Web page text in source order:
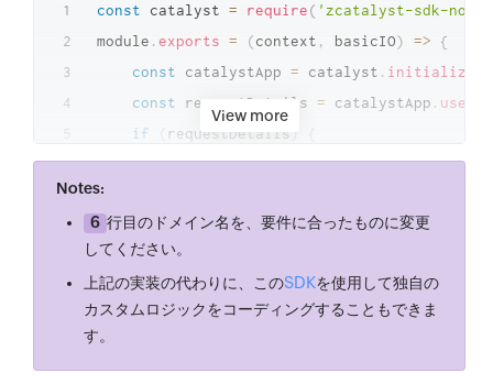
const catalyst = require( 'zcatalyst-sdk-node'
module . exports = (context , basicIO) =>
{
const catalystApp = catalyst . initialize
const requestDetails = catalystApp .
if
requestDetails )
if (requestDetails.user_details.
            basicIO
status: 'success',
first_name :
last_name: requestDetails
View more
Notes:
6 行目のドメイン名を、要件に合ったものに変更
してください。
上記の実装の代わりに、このSDKを使用して独自の
カスタムロジックをコーディングすることもできま
す。